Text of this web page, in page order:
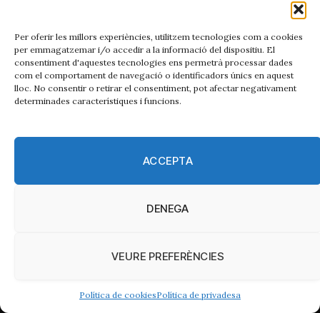
Per oferir les millors experiències, utilitzem tecnologies com a cookies
per emmagatzemar i/o accedir a la informació del dispositiu. El
consentiment d'aquestes tecnologies ens permetrà processar dades
com el comportament de navegació o identificadors únics en aquest
lloc. No consentir o retirar el consentiment, pot afectar negativament
determinades característiques i funcions.
ACCEPTA
DENEGA
VEURE PREFERÈNCIES
Política de cookiesPolítica de privadesa
Qui som
Catalunyametropolitana.cat està editat de forma
col·laborativa per disset mitjans de comunicació de
les comarques del Baix Llobregat, Barcelonès i el Vallès.
periodisme independent, ètic i amb vocació transformadora.